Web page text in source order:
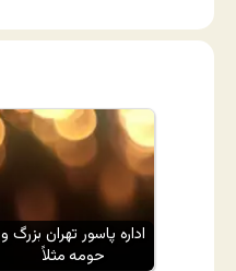
اداره پاسور تهران بزرگ و
حومه مثلاً